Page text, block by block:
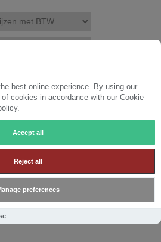
best online experience. By using our
cookies in accordance with our Cookie
Accept all
Reject all
preferences
INLOGGEN VERLANGLIJST (0)
WINKELWAGEN 0